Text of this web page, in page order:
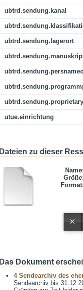
ubtrd.sendung.kanal
ubtrd.sendung.lagerort
ubtrd.sendung.proprietary
utue.einrichtung
Dateien zu dieser
Das Dokument
4 Sendearchiv des
Sendearchiv bis